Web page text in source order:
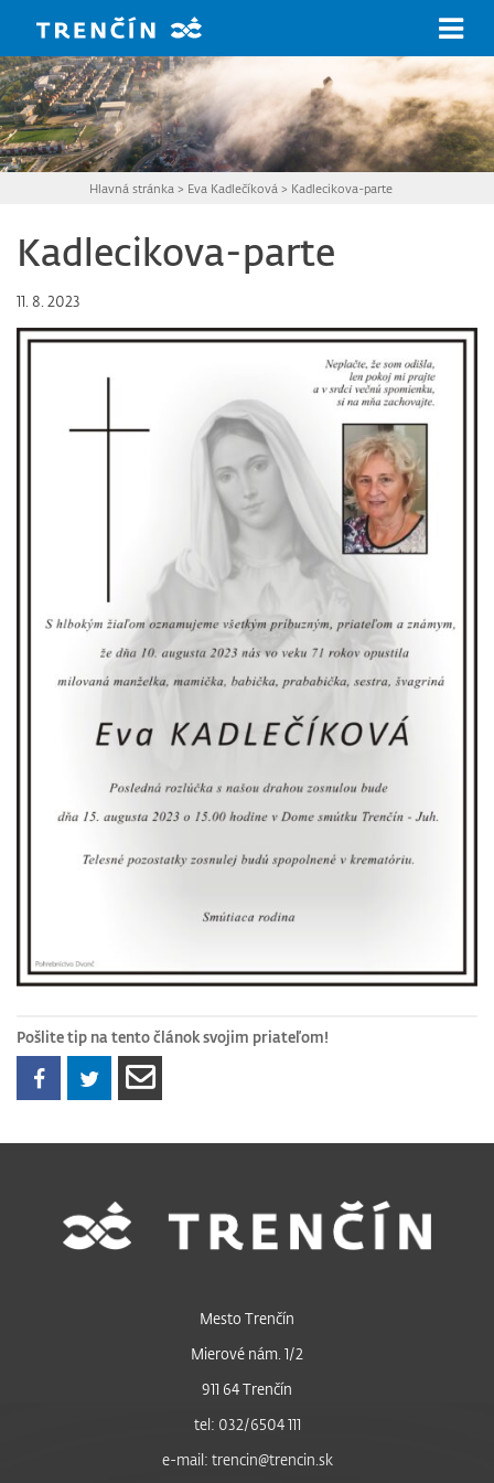
Hlavná stránka > Eva Kadlečíková > Kadlecikova-parte
Kadlecikova-parte
11. 8. 2023
Pošlite tip na tento článok svojim priateľom!
Mesto Trenčín
Mierové nám. 1/2
911 64 Trenčín
tel: 032/6504 111
e-mail: trencin@trencin.sk